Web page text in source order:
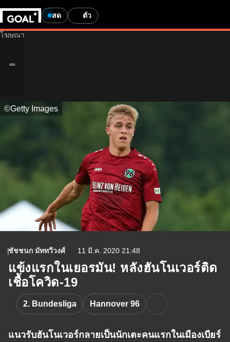
สด ตั๋ว
©Getty Images
ชัชชนก มัททวีวงศ์ 11 มี.ค. 2020 21:48
แข้งแรกในเยอรมัน! หลังฮันโนเวอร์ติด
เชื้อโควิด-19
2. Bundesliga Hannover 96
แนวรับฮันโนเวอร์กลายเป็นนักเตะคนแรกในเมืองเบียร์